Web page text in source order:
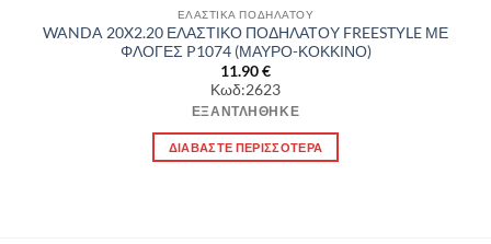
ΕΛΑΣΤΙΚΑ ΠΟΔΗΛΑΤΟΥ
WANDA 20X2.20 ΕΛΑΣΤΙΚΟ ΠΟΔΗΛΑΤΟΥ FREESTYLE ΜΕ
ΦΛΟΓΕΣ P1074 (ΜΑΥΡΟ-ΚΟΚΚΙΝΟ)
11.90€
Κωδ:2623
ΕΞΑΝΤΛΉΘΗΚΕ
ΔΙΑΒΆΣΤΕ ΠΕΡΙΣΣΌΤΕΡΑ